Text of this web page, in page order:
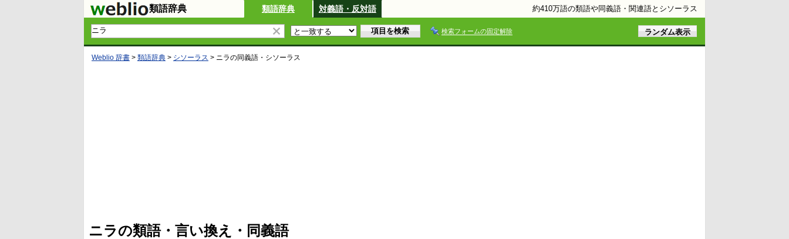
類語辞典 類語辞典 対義語・反対語 約410万語の類語や同義語・関連語とシソーラス
検索フォームの固定解除
Weblio 辞書 > 類語辞典 > シソーラス > ニラの同義語・シソーラス
5
ニラの類語・言い換え・同義語